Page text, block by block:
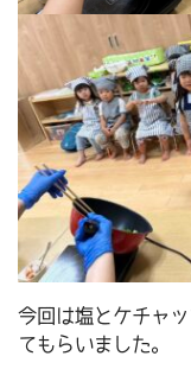
今回は塩とケチャ
てもらいました。